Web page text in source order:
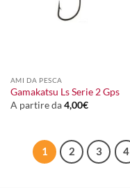
AMI DA PESCA
Gamakatsu Ls Serie 2 Gps
A partire da4,00€
1 2 3 4